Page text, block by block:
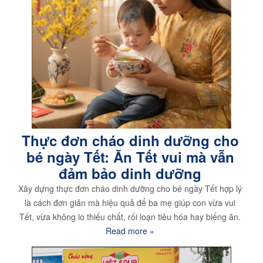
Thực đơn cháo dinh dưỡng cho
bé ngày Tết: Ăn Tết vui mà vẫn
đảm bảo dinh dưỡng
Xây dựng thực đơn cháo dinh dưỡng cho bé ngày Tết hợp lý
là cách đơn giản mà hiệu quả để ba mẹ giúp con vừa vui
Tết, vừa không lo thiếu chất, rối loạn tiêu hóa hay biếng ăn.
Read more »